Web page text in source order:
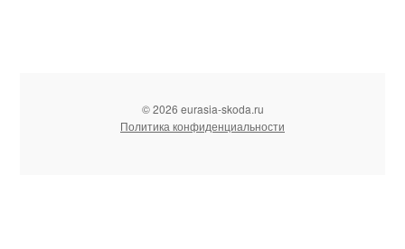
© 2026 eurasia-skoda.ru
Политика конфиденциальности